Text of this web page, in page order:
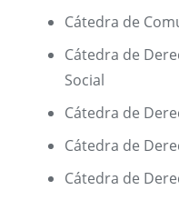
Cátedra de
Cátedra de
Social
Cátedra de
Cátedra de
Cátedra de